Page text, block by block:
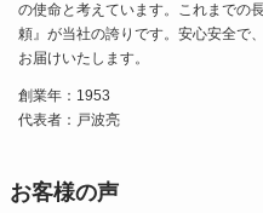
の使命と考えています。これまでの
頼』が当社の誇りです。安心安全で
お届けいたします。
創業年：1953
代表者：戸波亮
お客様の声